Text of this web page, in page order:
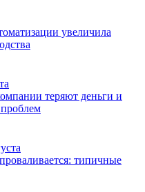
увеличила
теряют деньги и
типичные